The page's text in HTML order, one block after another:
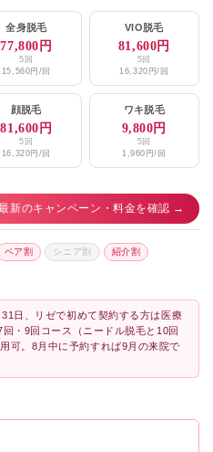
全身脱毛
77,800円
5回
15,560円/回
VIO脱毛
81,600円
5回
16,320円/回
顔脱毛
81,600円
5回
16,320円/回
ワキ脱毛
9,800円
5回
1,960円/回
新のキャンペーン・料金を確認 →
ペア割 シニア割 紹介割
日、リゼで初めて契約する方は医療
・9回コース（ニードル脱毛と10回
可。8月中に予約すれば9月の来院で